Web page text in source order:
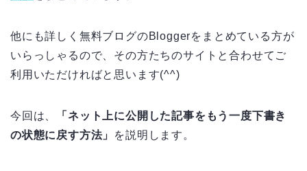
他にも詳しく無料ブログのBloggerをまとめている方が
いらっしゃるので、その方たちのサイトと合わせてご
利用いただければと思います(^^)
今回は、
「ネット上に公開した記事をもう一度下書き
の状態に戻す方法」
を説明します。